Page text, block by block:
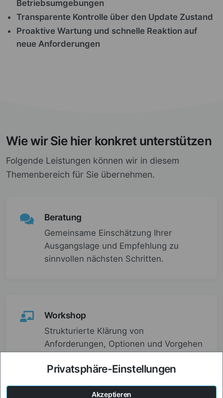
Betriebsumgebungen
Transparente Kontrolle über den Update Zustand
Proaktive Wartung und schnelle Reaktion auf
neue Anforderungen
Wie wir Sie hier konkret unterstützen
Folgende Leistungen können wir in diesem
Themenbereich für Sie übernehmen.
Beratung
Gemeinsame Einschätzung Ihrer
Ausgangslage und Empfehlung zu
sinnvollen nächsten Schritten.
Workshop
Strukturierte Klärung von
Anforderungen, Optionen und Vorgehen
Privatsphäre-Einstellungen
Akzeptieren